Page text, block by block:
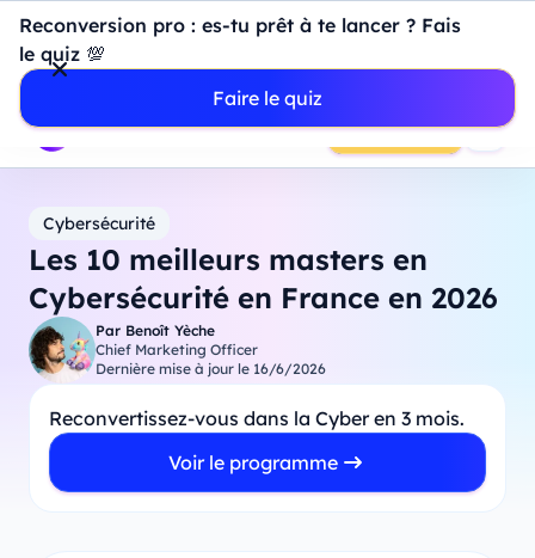
Reconversion pro : es-tu prêt à te lancer ? Fais
le quiz 💯
Faire le quiz
Introduction à Power BI : construisez votre premier
dashboard de A à Z
- Mardi 11 Août
18h00
Professionnels
Étudiants Parents Entreprises
Prendre RDV
Cybersécurité
Les 10 meilleurs masters en
Cybersécurité en France en 2026
Par Benoît Yèche
Chief Marketing Officer
Dernière mise à jour le 16/6/2026
Reconvertissez-vous dans la Cyber en 3 mois.
Voir le programme